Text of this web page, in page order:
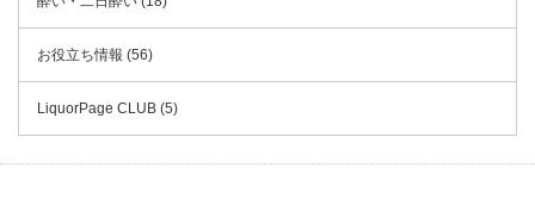
お役立ち情報 (56)
LiquorPage CLUB (5)